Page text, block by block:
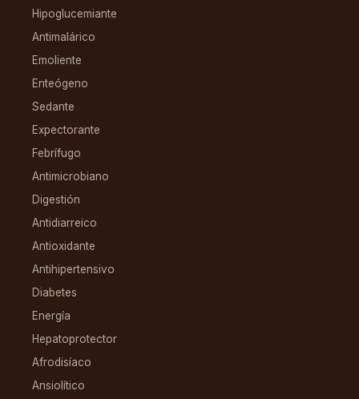
Hipoglucemiante
Antimalárico
Emoliente
Enteógeno
Sedante
Expectorante
Febrífugo
Antimicrobiano
Digestión
Antidiarreico
Antioxidante
Antihipertensivo
Diabetes
Energía
Hepatoprotector
Afrodisíaco
Ansiolítico